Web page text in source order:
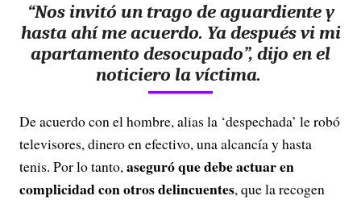
“Nos invitó un trago de aguardiente y
hasta ahí me acuerdo. Ya después vi mi
apartamento desocupado”, dijo en el
noticiero la víctima.
De acuerdo con el hombre, alias la ‘despechada’ le robó
televisores, dinero en efectivo, una alcancía y hasta
tenis. Por lo tanto,aseguró que debe actuar en
complicidad con otros delincuentes, que la recogen